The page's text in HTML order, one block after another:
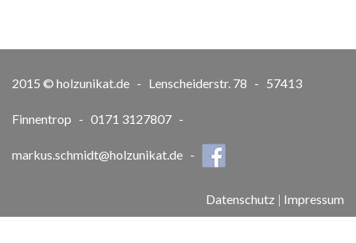
2015 © holzunikat.de - Lenscheiderstr. 78 - 57413
Finnentrop - 0171 3127807 -
markus.schmidt@holzunikat.de -
Datenschutz | Impressum